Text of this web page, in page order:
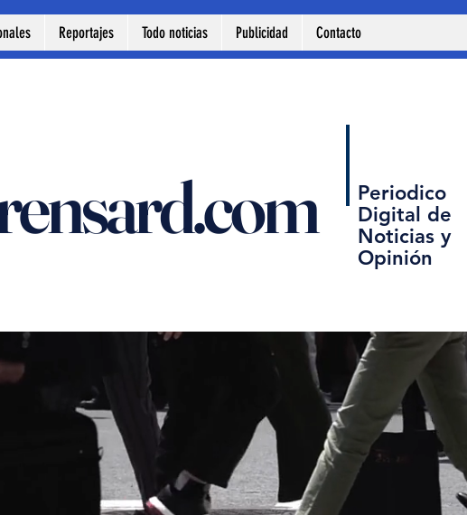
Reportajes Todo noticias Publicidad Contacto
Periodico
Digital de
Noticias y
Opinión